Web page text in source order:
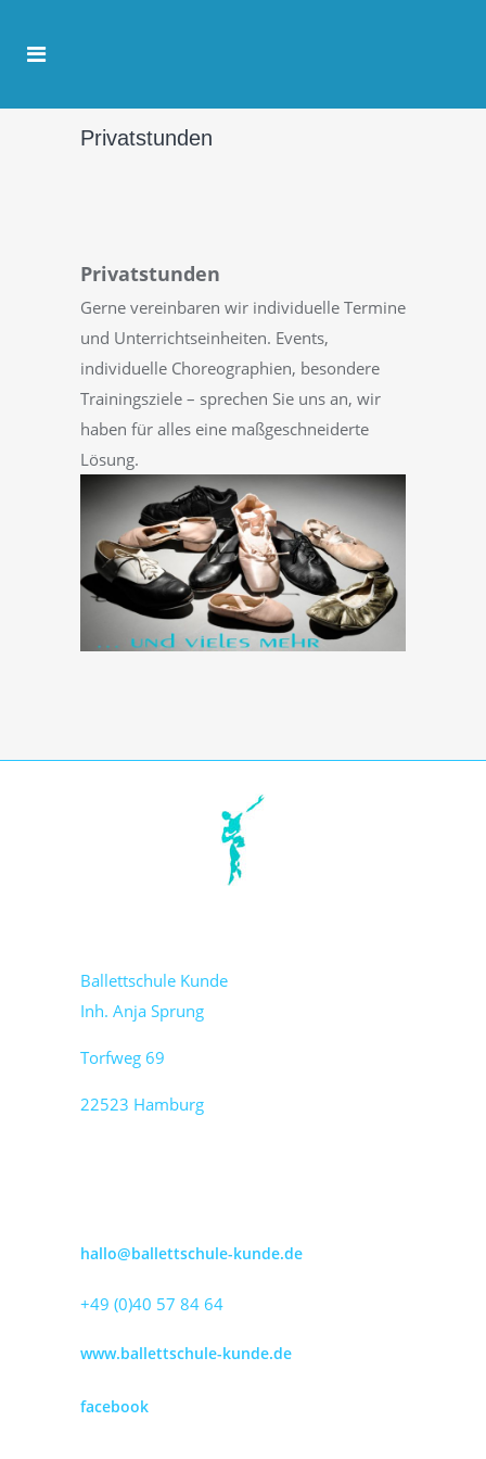
Privatstunden
Privatstunden
Gerne vereinbaren wir individuelle Termine
und Unterrichtseinheiten. Events,
individuelle Choreographien, besondere
Trainingsziele – sprechen Sie uns an, wir
haben für alles eine maßgeschneiderte
Lösung.
Ballettschule Kunde
Inh. Anja Sprung
Torfweg 69
22523 Hamburg
hallo@ballettschule-kunde.de
+49 (0)40 57 84 64
www.ballettschule-kunde.de
facebook